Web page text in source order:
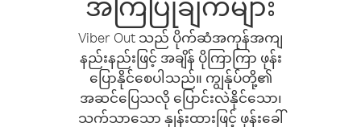
Viber Out သည် ပိုက်ဆံအကုန်အကျ
နည်းနည်းဖြင့် အချိန် ပိုကြာကြာ ဖုန်း
ပြောနိုင်စေပါသည်။ ကျွန်ုပ်တို့၏
အဆင်ပြေသလို ပြောင်းလဲနိုင်သော၊
သက်သာသော နှုန်းထားဖြင့် ဖုန်းခေါ်